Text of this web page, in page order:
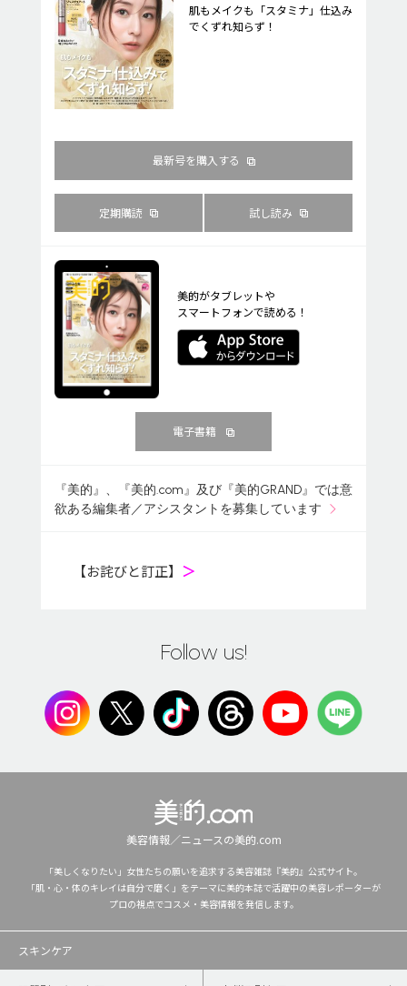
肌もメイクも「スタミナ」仕込み
でくずれ知らず！
最新号を購入する
定期購読 試し読み
美的がタブレットや
スマートフォンで読める！
電子書籍
『美的』、『美的.com』及び『美的GRAND』では意
欲ある編集者／アシスタントを募集しています
【お詫びと訂正】 ＞
Follow us!
美容情報／ニュースの美的.com
「美しくなりたい」女性たちの願いを追求する美容雑誌『美的』公式サイト。
「肌・心・体のキレイは自分で磨く」をテーマに美的本誌で活躍中の美容レポーターが
プロの視点でコスメ・美容情報を発信します。
スキンケア